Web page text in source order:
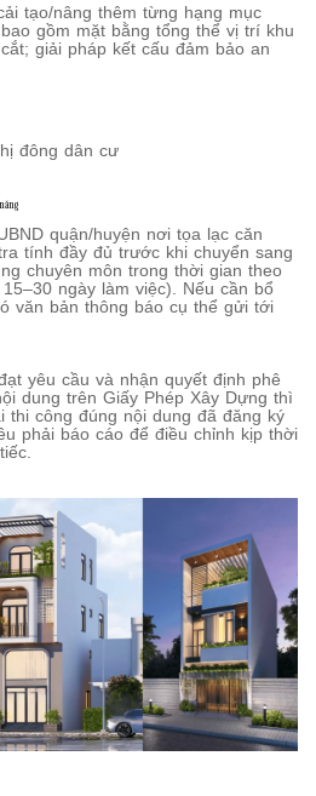
tạo/nâng thêm từng hạng mục
gồm mặt bằng tổng thể vị trí khu
giải pháp kết cấu đảm bảo an
đông dân cư
quận/huyện nơi tọa lạc căn
tính đầy đủ trước khi chuyển sang
chuyên môn trong thời gian theo
ngày làm việc). Nếu cần bổ
văn bản thông báo cụ thể gửi tới
yêu cầu và nhận quyết định phê
dung trên Giấy Phép Xây Dựng thì
thi công đúng nội dung đã đăng ký
phải báo cáo để điều chỉnh kịp thời